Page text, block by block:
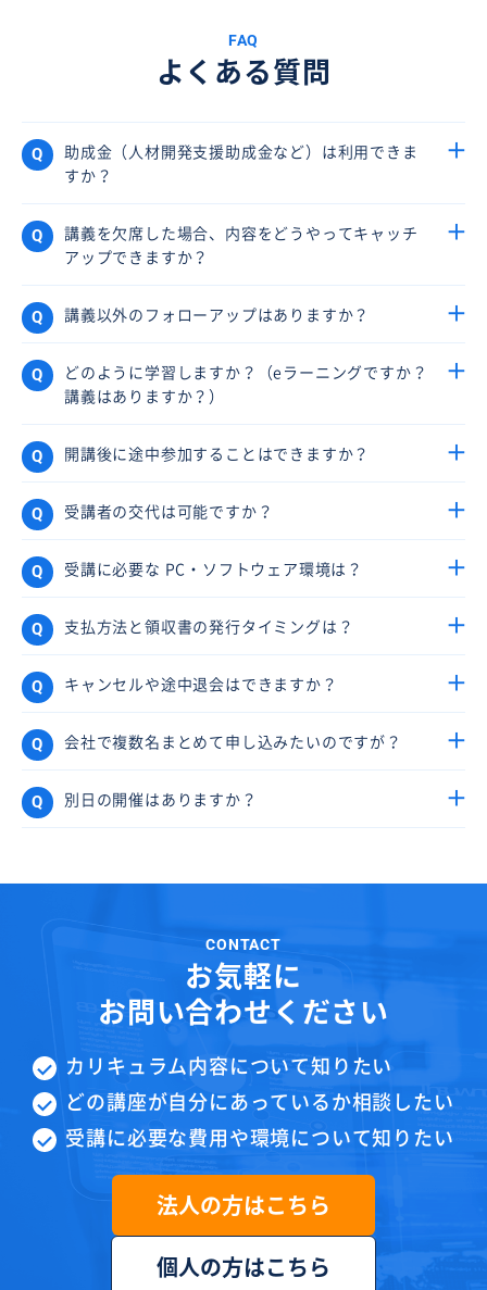
FAQ
よくある質問
助成金（人材開発支援助成金など）は利用できま
すか？
講義を欠席した場合、内容をどうやってキャッチ
アップできますか？
講義以外のフォローアップはありますか？
どのように学習しますか？（eラーニングですか？
講義はありますか？）
開講後に途中参加することはできますか？
受講者の交代は可能ですか？
受講に必要な PC・ソフトウェア環境は？
支払方法と領収書の発行タイミングは？
キャンセルや途中退会はできますか？
会社で複数名まとめて申し込みたいのですが？
別日の開催はありますか？
CONTACT
お気軽に
お問い合わせください
カリキュラム内容について知りたい
どの講座が自分にあっているか相談したい
受講に必要な費用や環境について知りたい
法人の方はこちら
個人の方はこちら